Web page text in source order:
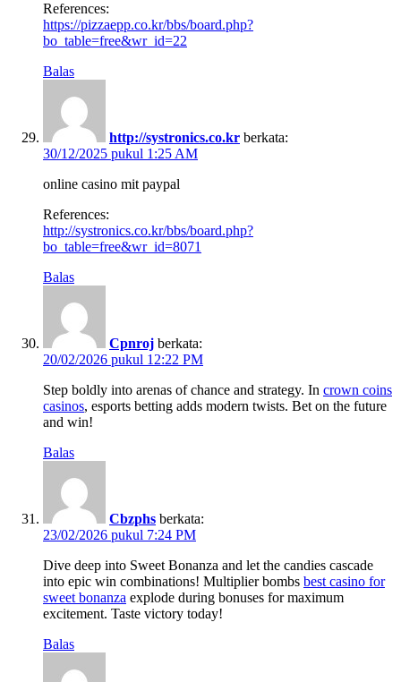
References:
https://pizzaepp.co.kr/bbs/board.php?
bo_table=free&wr_id=22
Balas
http://systronics.co.kr berkata:
30/12/2025 pukul 1:25 AM
online casino mit paypal
References:
http://systronics.co.kr/bbs/board.php?
bo_table=free&wr_id=8071
Balas
Cpnroj berkata:
20/02/2026 pukul 12:22 PM
Step boldly into arenas of chance and strategy. In crown coins
casinos, esports betting adds modern twists. Bet on the future
and win!
Balas
Cbzphs berkata:
23/02/2026 pukul 7:24 PM
Dive deep into Sweet Bonanza and let the candies cascade
into epic win combinations! Multiplier bombs best casino for
sweet bonanza explode during bonuses for maximum
excitement. Taste victory today!
Balas